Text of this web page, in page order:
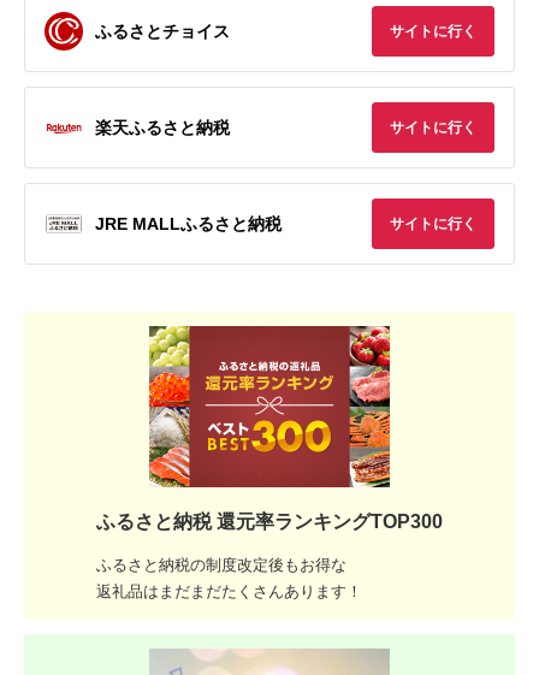
ふるさとチョイス サイトに行く
楽天ふるさと納税 サイトに行く
JRE MALLふるさと納税 サイトに行く
ふるさと納税 還元率ランキングTOP300
ふるさと納税の制度改定後もお得な
返礼品はまだまだたくさんあります！